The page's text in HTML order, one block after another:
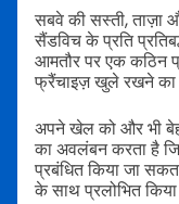
सबवे की सस्ती, ताज़ा
सैंडविच के प्रति
आमतौर पर एक कठिन
फ्रैंचाइज़ खुले रखने का
अपने खेल को और भी
का अवलंबन करता है
प्रबंधित किया जा
के साथ प्रलोभित